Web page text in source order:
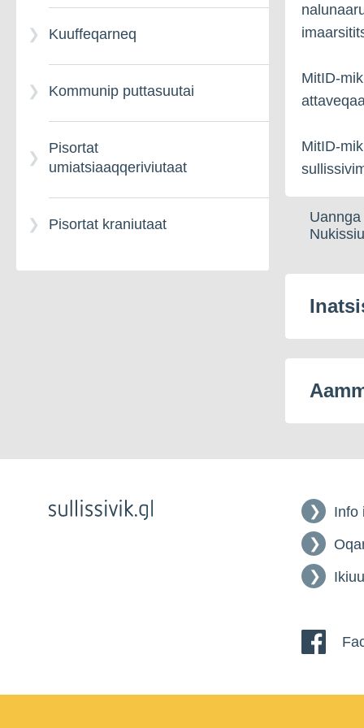
tunngasut
Kuuffeqarneq
Kommunip puttasuutai
Pisortat
umiatsiaaqqeriviutaat
Pisortat kraniutaat
MitID-
MitID-
Info